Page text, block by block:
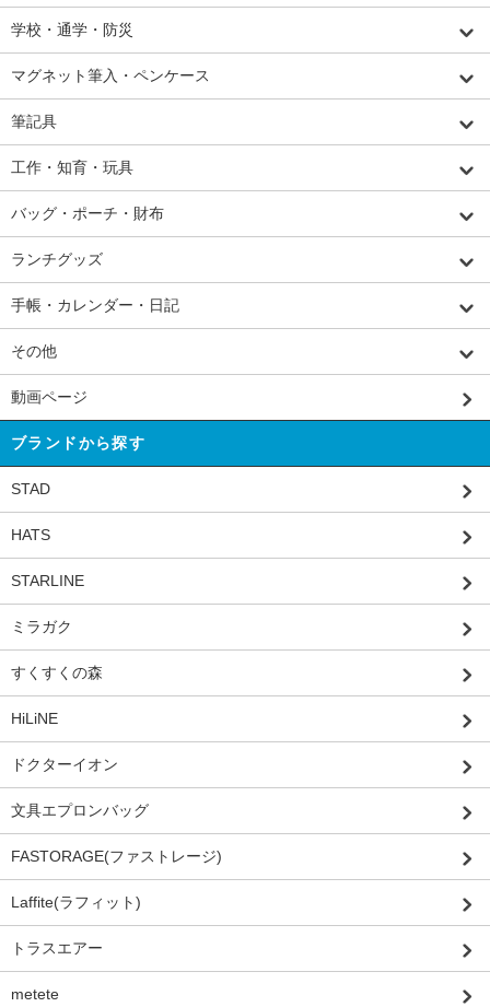
学校・通学・防災
マグネット筆入・ペンケース
筆記具
工作・知育・玩具
バッグ・ポーチ・財布
ランチグッズ
手帳・カレンダー・日記
その他
動画ページ
ブランドから探す
STAD
HATS
STARLINE
ミラガク
すくすくの森
HiLiNE
ドクターイオン
文具エプロンバッグ
FASTORAGE(ファストレージ)
Laffite(ラフィット)
トラスエアー
metete